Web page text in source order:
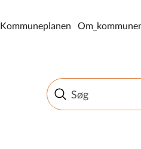
kl-GL
Kommuneplanen